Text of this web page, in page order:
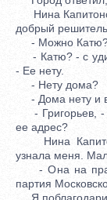
Нина
добрый
- Можно
- Катю? - с
- Ее нету.
- Нету дома?
- Дома нету и в
- Григорьев, -
ее адрес?
Нина
узнала меня.
- Она на
партия
Я